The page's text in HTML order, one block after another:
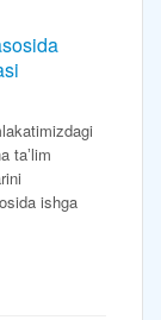
taʼlim
ishga